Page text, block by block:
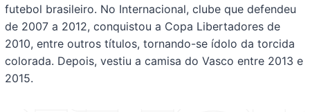
futebol brasileiro. No Internacional, clube que defendeu
de 2007 a 2012, conquistou a Copa Libertadores de
2010, entre outros títulos, tornando-se ídolo da torcida
colorada. Depois, vestiu a camisa do Vasco entre 2013 e
2015.